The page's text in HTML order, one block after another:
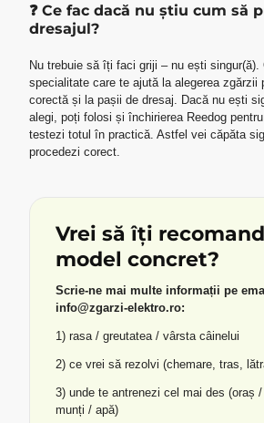
❓ Ce fac dacă nu știu cum să
dresajul?
Nu trebuie să îți faci griji – nu ești singur(ă).
specialitate care te ajută la alegerea zgărzii
corectă și la pașii de dresaj. Dacă nu ești
alegi, poți folosi și închirierea Reedog
testezi totul în practică. Astfel vei căpăta
procedezi corect.
Vrei să îți
model concret?
Scrie-ne mai multe informații pe
info@zgarzi-elektro.ro:
1) rasa / greutatea / vârsta câinelui
2) ce vrei să rezolvi (chemare, tras,
3) unde te antrenezi cel mai des (oraș
munți / apă)